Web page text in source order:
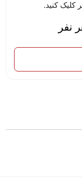
کلیک کنید.
نفر